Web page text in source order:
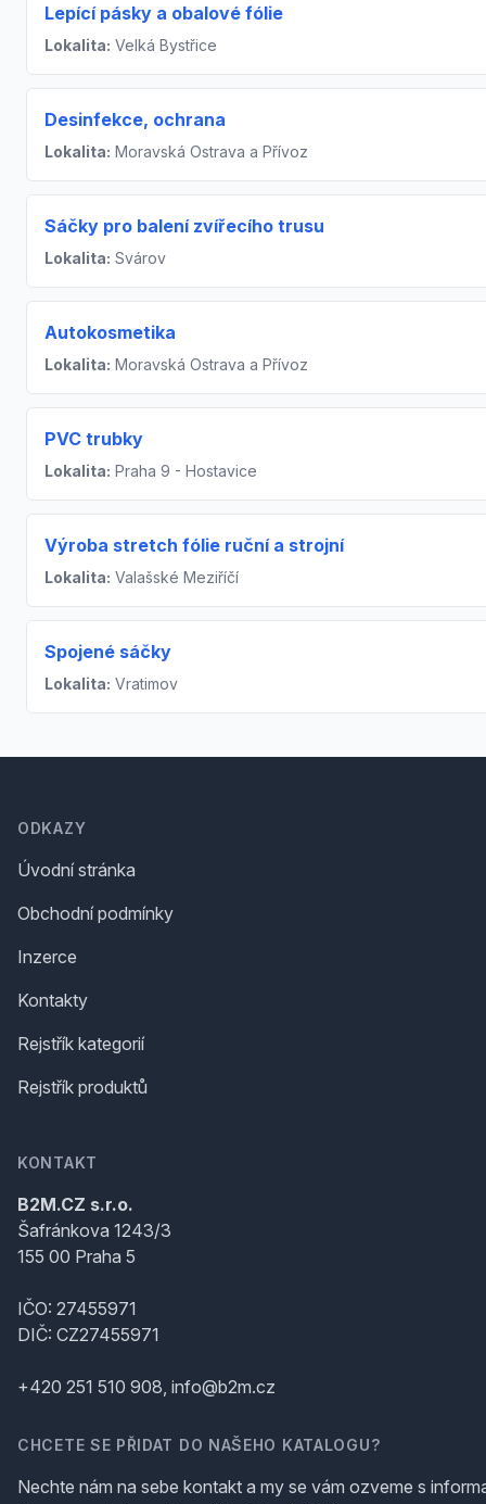
Lepící pásky a obalové fólie
Lokalita: Velká Bystřice
Desinfekce, ochrana
Lokalita: Moravská Ostrava a Přívoz
Sáčky pro balení zvířecího trusu
Lokalita: Svárov
Autokosmetika
Lokalita: Moravská Ostrava a Přívoz
PVC trubky
Lokalita: Praha 9 - Hostavice
Výroba stretch fólie ruční a strojní
Lokalita: Valašské Meziříčí
Spojené sáčky
Lokalita: Vratimov
ODKAZY
Úvodní stránka
Obchodní podmínky
Inzerce
Kontakty
Rejstřík kategorií
Rejstřík produktů
KONTAKT
B2M.CZ s.r.o.
Šafránkova 1243/3
155 00 Praha 5
IČO: 27455971
DIČ: CZ27455971
+420 251 510 908, info@b2m.cz
CHCETE SE PŘIDAT DO NAŠEHO KATALOGU?
Nechte nám na sebe kontakt a my se vám ozveme s